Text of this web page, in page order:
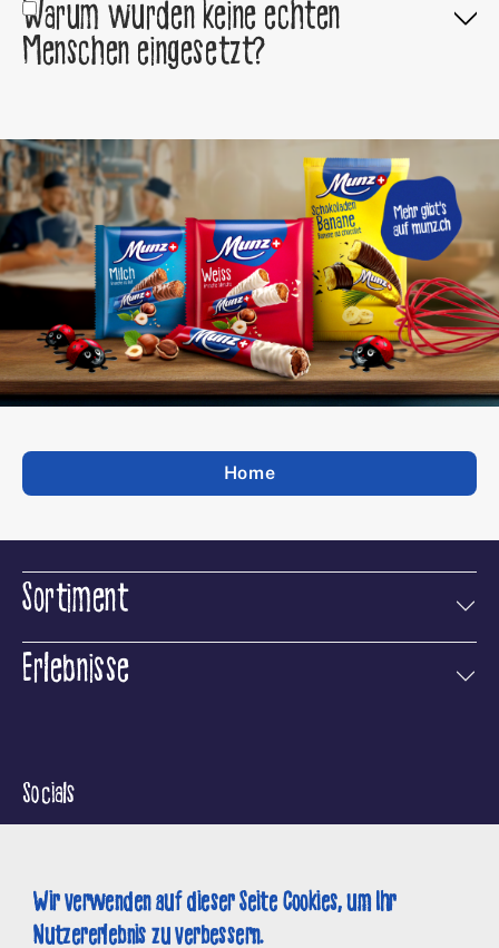
Suche
Warum wurden keine echten
Menschen eingesetzt?
Home
Sortiment
Erlebnisse
Socials
Kontakt
Wir verwenden auf dieser Seite Cookies, um Ihr
Nutzererlebnis zu verbessern.